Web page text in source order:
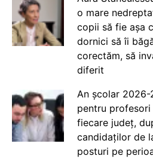
o mare
copii să fie așa
dornici să îi
corectăm, să
diferit
An școlar
pentru
fiecare județ,
candidaților de
posturi pe